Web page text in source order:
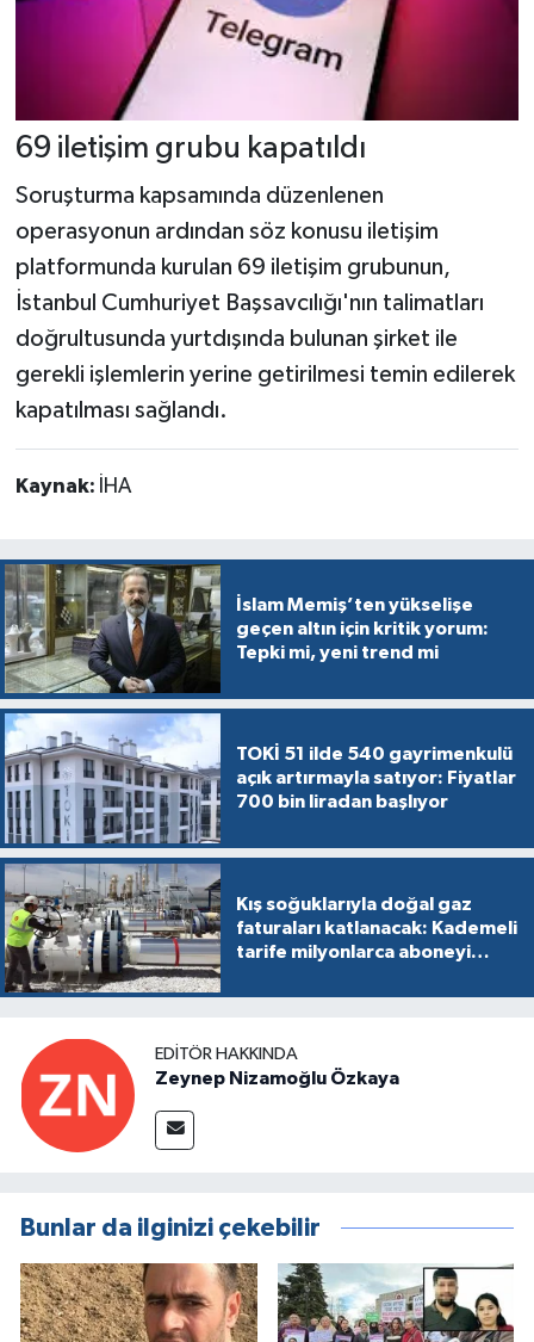
69 iletişim grubu kapatıldı
Soruşturma kapsamında düzenlenen
operasyonun ardından söz konusu iletişim
platformunda kurulan 69 iletişim grubunun,
İstanbul Cumhuriyet Başsavcılığı'nın talimatları
doğrultusunda yurtdışında bulunan şirket ile
gerekli işlemlerin yerine getirilmesi temin edilerek
kapatılması sağlandı.
Kaynak: İHA
İslam Memiş’ten yükselişe
geçen altın için kritik yorum:
Tepki mi, yeni trend mi
TOKİ 51 ilde 540 gayrimenkulü
açık artırmayla satıyor: Fiyatlar
700 bin liradan başlıyor
Kış soğuklarıyla doğal gaz
faturaları katlanacak: Kademeli
tarife milyonlarca aboneyi
EDITÖR HAKKINDA
Zeynep Nizamoğlu Özkaya
Bunlar da ilginizi çekebilir